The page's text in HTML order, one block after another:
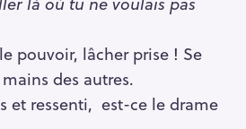
pouvoir, lâcher prise ! Se
des autres.
et ressenti, est-ce le drame